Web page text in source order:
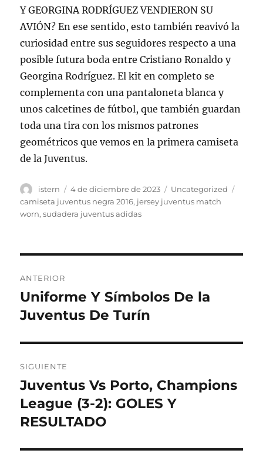
Y GEORGINA RODRÍGUEZ VENDIERON SU
AVIÓN? En ese sentido, esto también reavivó la
curiosidad entre sus seguidores respecto a una
posible futura boda entre Cristiano Ronaldo y
Georgina Rodríguez. El kit en completo se
complementa con una pantaloneta blanca y
unos calcetines de fútbol, que también guardan
toda una tira con los mismos patrones
geométricos que vemos en la primera camiseta
de la Juventus.
Autor
istern
Publicado
el
4 de diciembre de 2023 Categorías
Uncategorized
camiseta juventus negra 2016, jersey juventus match
worn,sudadera juventus adidas
de
entradas
ANTERIOR
Entrada
anterior:
Uniforme Y Símbolos De la
Juventus De Turín
SIGUIENTE
Entrada
siguiente:
Juventus Vs Porto, Champions
League (3-2): GOLES Y
RESULTADO